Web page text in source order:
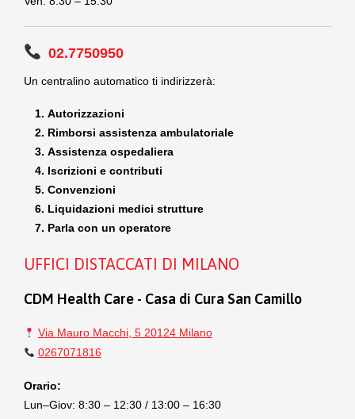
02.7750950
Un centralino automatico ti indirizzerà:
Autorizzazioni
Rimborsi assistenza ambulatoriale
Assistenza ospedaliera
Iscrizioni e contributi
Convenzioni
Liquidazioni medici strutture
Parla con un operatore
UFFICI DISTACCATI DI MILANO
CDM Health Care - Casa di Cura San Camillo
Via Mauro Macchi, 5 20124 Milano
0267071816
Orario:
Lun–Giov: 8:30 – 12:30 / 13:00 – 16:30